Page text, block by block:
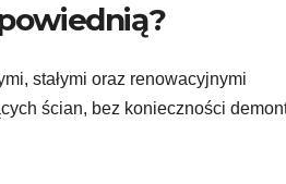
stałymi oraz renowacyjnymi
ścian, bez konieczności